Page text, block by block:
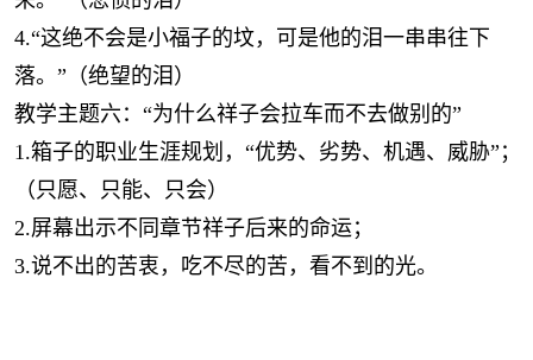
4.“这绝不会是小福子的坟，可是他的泪一串串往下
落。”（绝望的泪）
教学主题六：“为什么祥子会拉车而不去做别的”
1.箱子的职业生涯规划，“优势、劣势、机遇、威胁”；
（只愿、只能、只会）
2.屏幕出示不同章节祥子后来的命运；
3.说不出的苦衷，吃不尽的苦，看不到的光。